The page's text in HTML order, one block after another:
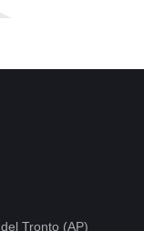
Tronto (AP)